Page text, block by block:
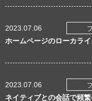
2023.07.06
2023.07.06
ネイティブとの会話で頻